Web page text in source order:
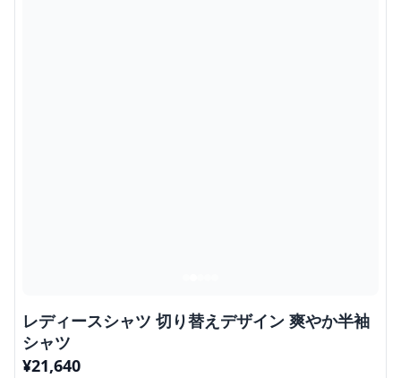
レディースシャツ 切り替えデザイン 爽やか半袖
シャツ
¥21,640